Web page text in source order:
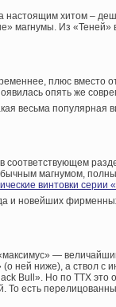
настоящим хитом –
магнумы. Из «Теней»
плюс вместо
опять же
весьма популярная
соответствующем
магнумом,
винтовки серии
и новейших
—
ней ниже), а ствол с
Bull». Но по ТТХ это
То есть